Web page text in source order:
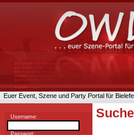
Euer Event, Szene und Party Portal für
Username:
Passwort: